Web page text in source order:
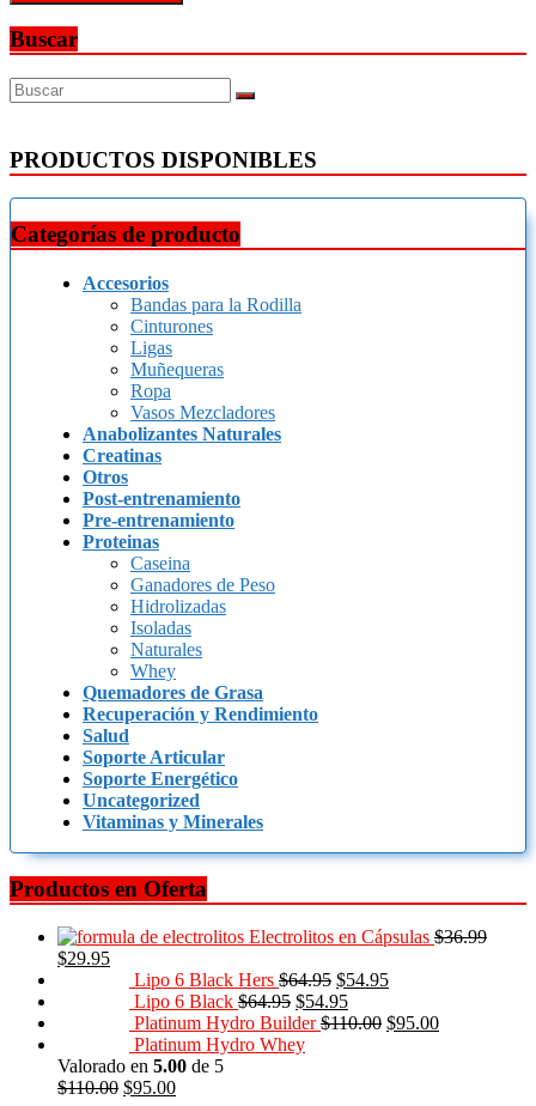
Buscar
PRODUCTOS DISPONIBLES
Categorías de producto
Accesorios
Bandas para la Rodilla
Cinturones
Ligas
Muñequeras
Ropa
Vasos Mezcladores
Anabolizantes Naturales
Creatinas
Otros
Post-entrenamiento
Pre-entrenamiento
Proteinas
Caseina
Ganadores de Peso
Hidrolizadas
Isoladas
Naturales
Whey
Quemadores de Grasa
Recuperación y Rendimiento
Salud
Soporte Articular
Soporte Energético
Uncategorized
Vitaminas y Minerales
Productos en Oferta
Electrolitos en Cápsulas $36.99
$29.95
Lipo 6 Black Hers $64.95 $54.95
Lipo 6 Black $64.95 $54.95
Platinum Hydro Builder $110.00 $95.00
Platinum Hydro Whey
Valorado en 5.00 de 5
$110.00 $95.00